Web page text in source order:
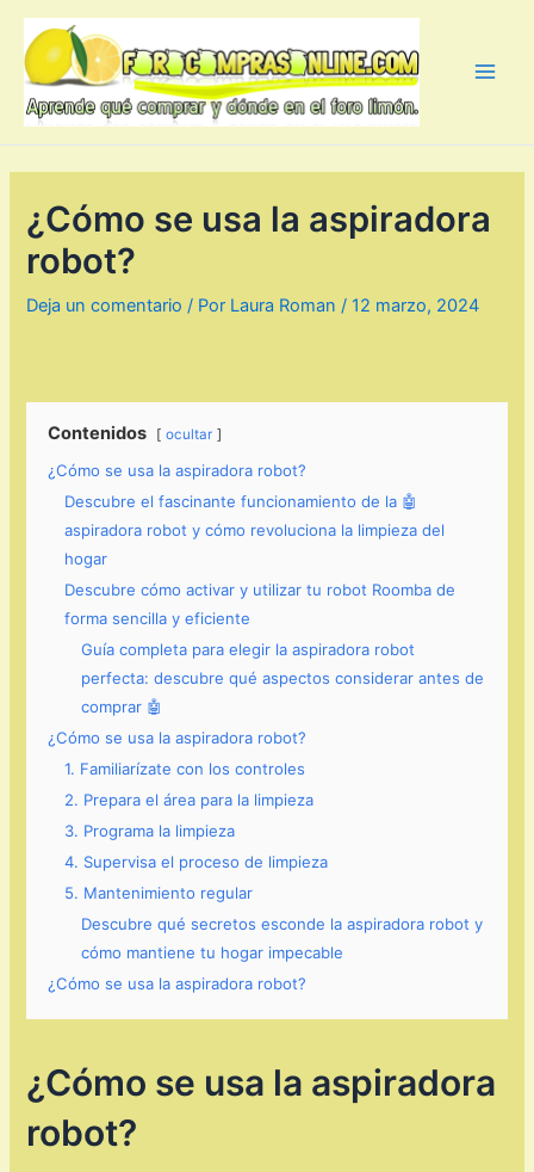
contenido
¿Cómo se usa la aspiradora
robot?
Deja un comentario / Por Laura Roman /12 marzo, 2024
Contenidos ocultar
¿Cómo se usa la aspiradora robot?
Descubre el fascinante funcionamiento de la 🤖
aspiradora robot y cómo revoluciona la limpieza del
hogar
Descubre cómo activar y utilizar tu robot Roomba de
forma sencilla y eficiente
Guía completa para elegir la aspiradora robot
perfecta: descubre qué aspectos considerar antes de
comprar 🤖
¿Cómo se usa la aspiradora robot?
1. Familiarízate con los controles
2. Prepara el área para la limpieza
3. Programa la limpieza
4. Supervisa el proceso de limpieza
5. Mantenimiento regular
Descubre qué secretos esconde la aspiradora robot y
cómo mantiene tu hogar impecable
¿Cómo se usa la aspiradora robot?
¿Cómo se usa la aspiradora
robot?